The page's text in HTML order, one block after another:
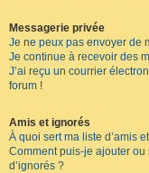
Messagerie privée
Je ne peux pas envoyer de
Je continue à recevoir des
J’ai reçu un courrier
forum !
Amis et ignorés
À quoi sert ma liste d’amis
Comment puis-je ajouter ou
d’ignorés ?